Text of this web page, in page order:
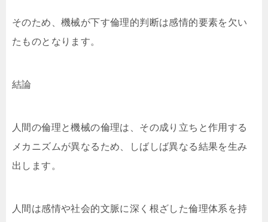
そのため、機械が下す倫理的判断は感情的要素を欠い
たものとなります。
結論
人間の倫理と機械の倫理は、その成り立ちと作用する
メカニズムが異なるため、しばしば異なる結果を生み
出します。
人間は感情や社会的文脈に深く根ざした倫理体系を持